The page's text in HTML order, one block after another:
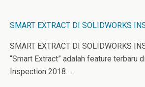
SMART EXTRACT DI SOLIDWORKS
SMART EXTRACT DI SOLIDWORKS
“Smart Extract” adalah feature terbaru
Inspection 2018.…